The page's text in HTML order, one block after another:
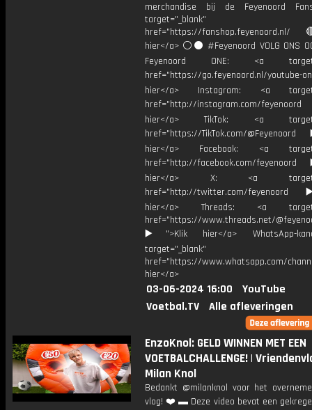
merchandise bij de Feyenoord
target="_blank"
href="https://
hier</a> ⚪️⚫ #Feyenoord VOLG ONS
Feyenoord ONE: <a
href="https://go.feyenoord.nl/youtube-
hier</a> Instagram: <a
href="http://instagram.com/
hier</a> TikTok: <a
href="https://TikTok.com/
hier</a> Facebook: <a
href="http://facebook.com/
hier</a> X: <a
href="http://twitter.com/
hier</a> Threads: <a
href="https://www.threads.net/
▶️">Klik hier</a> WhatsApp-
target="_blank"
href="https://www.whatsapp.com/
hier</a>
03-06-2024 16:00
YouTube
Voetbal.TV
Alle afleveringen
EnzoKnol: GELD WINNEN MET EEN
VOETBALCHALLENGE! |
Milan Knol
Bedankt @milanknol voor het
vlog! ❤️ ▬ Deze video bevat een